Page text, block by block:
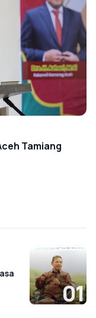
Tamiang
01